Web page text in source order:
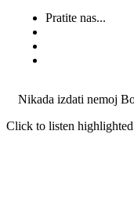
Pratite nas...
Nikada izdati nemoj
Click to listen